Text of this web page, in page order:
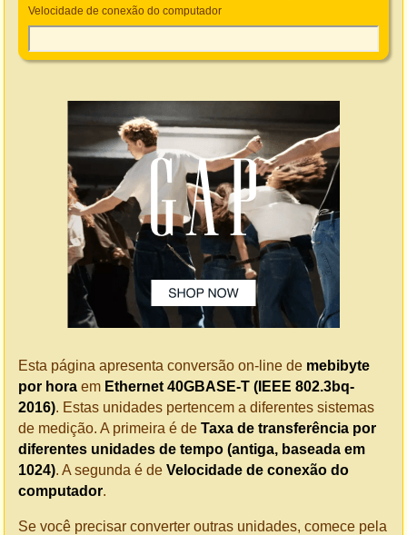
Velocidade de conexão do computador
Esta página apresenta conversão on-line de mebibyte
por hora em Ethernet 40GBASE-T (IEEE 802.3bq-
2016). Estas unidades pertencem a diferentes sistemas
de medição. A primeira é de Taxa de transferência por
diferentes unidades de tempo (antiga, baseada em
1024). A segunda é de Velocidade de conexão do
computador.
Se você precisar converter outras unidades, comece pela